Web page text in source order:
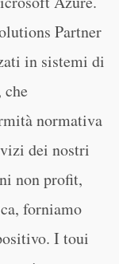
Partner
in sistemi di
normativa
dei nostri
non profit,
forniamo
I toui